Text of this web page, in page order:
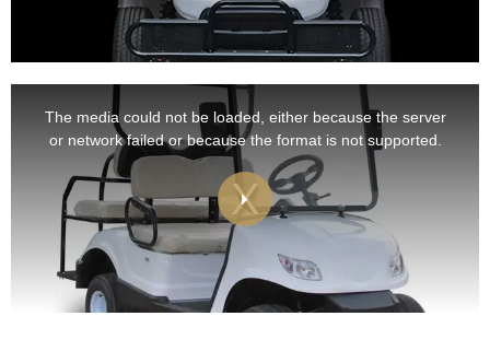
The media could not be loaded, either because the server
or network failed or because the format is not supported.